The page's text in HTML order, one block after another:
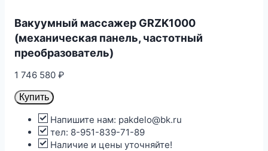
Вакуумный массажер GRZK1000
(механическая панель, частотный
преобразователь)
1 746 580₽
Купить
Напишите нам: pakdelo@bk.ru
тел: 8-951-839-71-89
Наличие и цены уточняйте!